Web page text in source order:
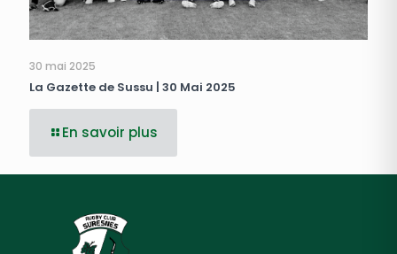
30 mai 2025
La Gazette de Sussu | 30 Mai 2025
En savoir plus